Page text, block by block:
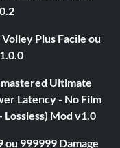
Plus Facile ou
Ultimate
Latency - No Film
Mod v1.0
999999 Damage